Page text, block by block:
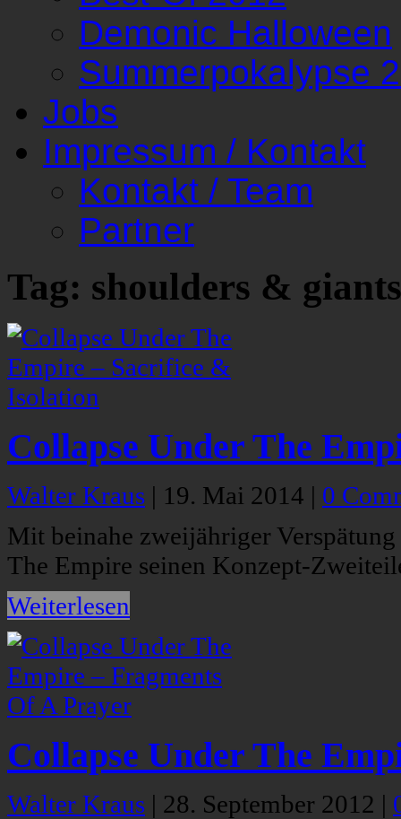
Demonic Halloween
Summerpokalypse
Jobs
Impressum / Kontakt
Kontakt / Team
Partner
Tag: shoulders & giants
Collapse Under The
Walter Kraus | 19. Mai 2014 | 0
Mit beinahe zweijähriger
The Empire seinen Konzept-
Weiterlesen
Collapse Under The
Walter Kraus | 28. September 2012 |